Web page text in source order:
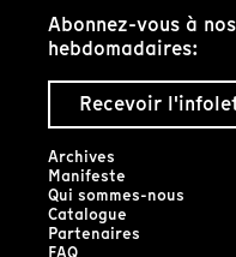
Abonnez-vous à
hebdomadaires:
Recevoir
Archives
Manifeste
Qui sommes-nous
Catalogue
Partenaires